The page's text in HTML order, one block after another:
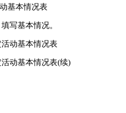
基本情况表
写基本情况。
动基本情况表
动基本情况表(续)